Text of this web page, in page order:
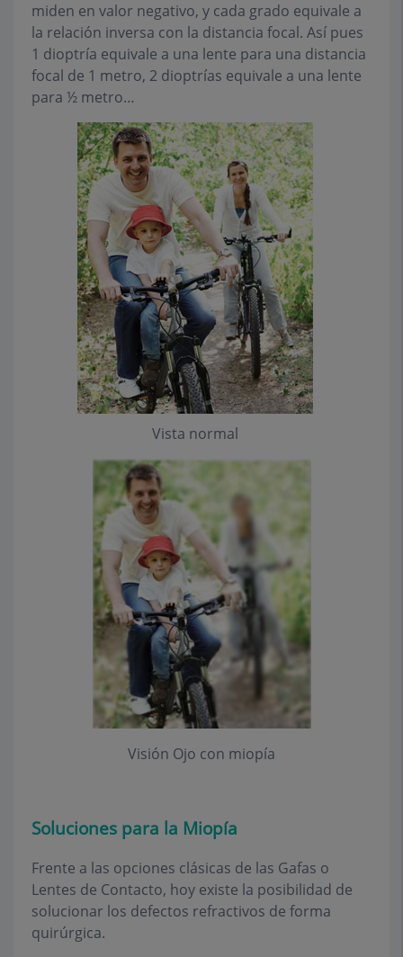
miden en valor negativo, y cada grado equivale a
la relación inversa con la distancia focal. Así pues
1 dioptría equivale a una lente para una distancia
focal de 1 metro, 2 dioptrías equivale a una lente
para ½ metro…
Vista normal
Visión Ojo con miopía
Soluciones para la Miopía
Frente a las opciones clásicas de las Gafas o
Lentes de Contacto, hoy existe la posibilidad de
solucionar los defectos refractivos de forma
quirúrgica.